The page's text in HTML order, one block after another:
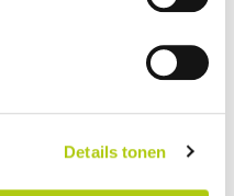
Details tonen